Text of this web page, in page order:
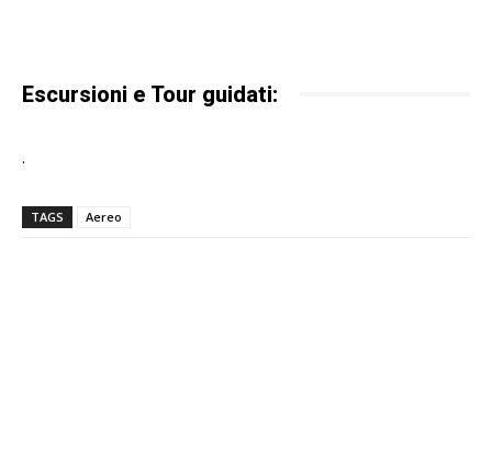
Escursioni e Tour guidati:
.
TAGS Aereo